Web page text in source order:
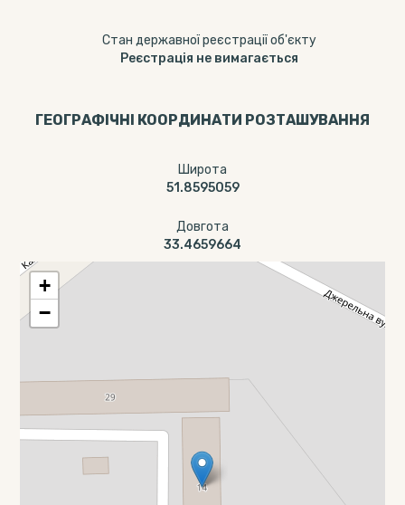
Стан державної реєстрації об'єкту
Реєстрація не вимагається
ГЕОГРАФІЧНІ КООРДИНАТИ РОЗТАШУВАННЯ
Широта
51.8595059
Довгота
33.4659664
+
−